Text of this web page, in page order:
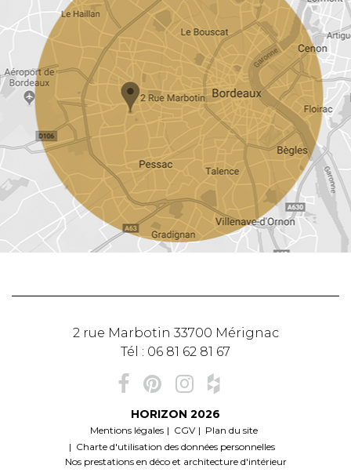
2 rue Marbotin 33700 Mérignac
Tél : 06 81 62 81 67
HORIZON 2026
Mentions légales CGV
Plan du site
Charte d'utilisation des données personnelles
Nos prestations en déco et architecture d'intérieur